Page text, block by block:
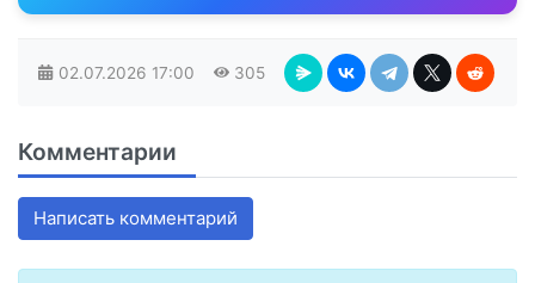
02.07.2026 17:00 305
Комментарии
Написать комментарий